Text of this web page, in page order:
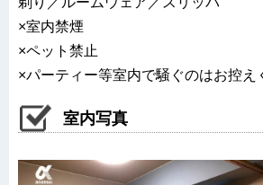
×室内禁煙
×ペット禁止
×パーティー等室内で騒ぐのはお控え
室内写真